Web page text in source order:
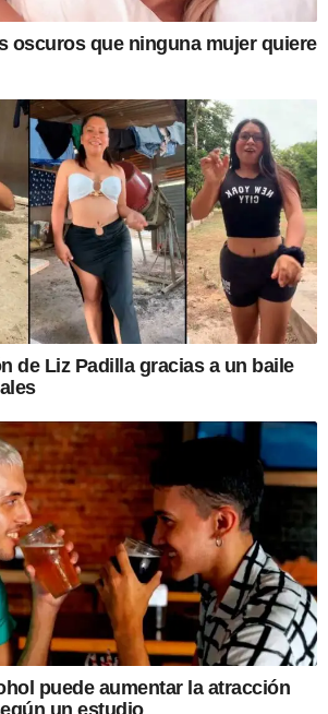
oscuros que ninguna mujer quiere
de Liz Padilla gracias a un baile
puede aumentar la atracción